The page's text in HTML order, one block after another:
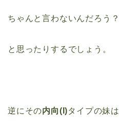
ちゃんと言わないんだろう？
と思ったりするでしょう。
逆にその内向(I)タイプの妹は